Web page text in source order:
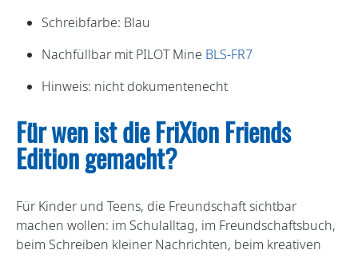
Schreibfarbe: Blau
Nachfüllbar mit PILOT Mine BLS-FR7
Hinweis: nicht dokumentenecht
Für wen ist die FriXion Friends
Edition gemacht?
Für Kinder und Teens, die Freundschaft sichtbar
machen wollen: im Schulalltag, im Freundschaftsbuch,
beim Schreiben kleiner Nachrichten, beim kreativen